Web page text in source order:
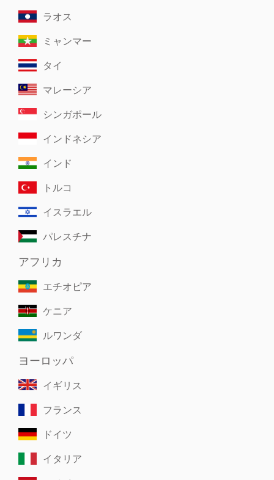
ラオス
ミャンマー
タイ
マレーシア
シンガポール
インドネシア
インド
トルコ
イスラエル
パレスチナ
アフリカ
エチオピア
ケニア
ルワンダ
ヨーロッパ
イギリス
フランス
ドイツ
イタリア